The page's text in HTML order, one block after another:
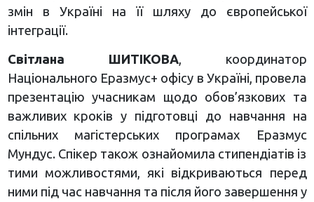
змін в Україні на її шляху до європейської
інтеграції.
Світлана ШИТІКОВА, координатор
Національного Еразмус+ офісу в Україні, провела
презентацію учасникам щодо обов’язкових та
важливих кроків у підготовці до навчання на
спільних магістерських програмах Еразмус
Мундус. Спікер також ознайомила стипендіатів із
тими можливостями, які відкриваються перед
ними під час навчання та після його завершення у